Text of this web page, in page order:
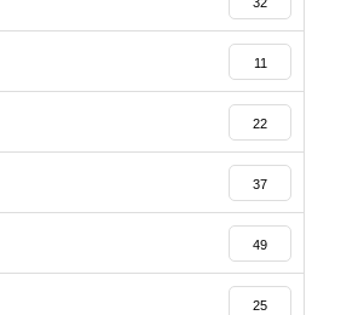
11
22
37
49
25